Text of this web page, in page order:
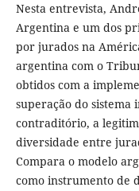
Nesta entrevista,
Argentina e um dos
por jurados na
argentina com o
obtidos com a
superação do
contraditório, a
diversidade entre
Compara o modelo
como instrumento de